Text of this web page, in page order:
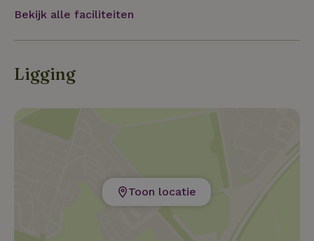
Bekijk alle faciliteiten
Ligging
Toon locatie